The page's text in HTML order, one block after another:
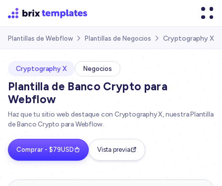
Plantillas de Webflow  Plantillas de Negocios  Cryptography X
Cryptography X Negocios
Plantilla de Banco Crypto para
Webflow
Haz que tu sitio web destaque con Cryptography X, nuestra Plantilla
de Banco Crypto para Webflow.
Comprar - $79USD Vista previa